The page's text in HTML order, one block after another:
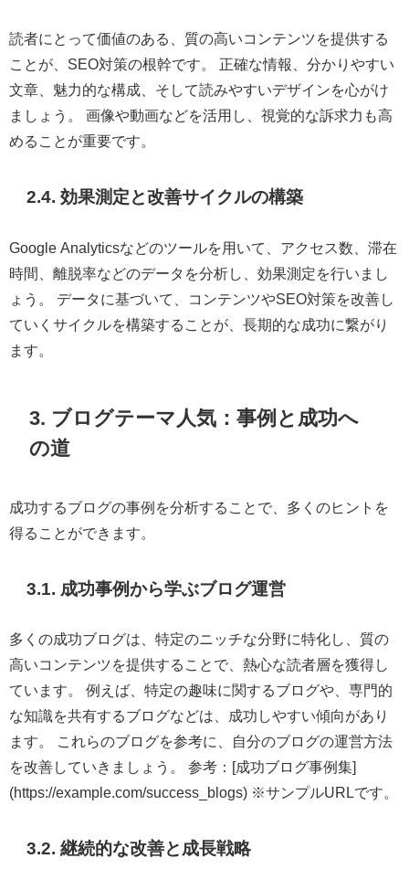
読者にとって価値のある、質の高いコンテンツを提供する
ことが、SEO対策の根幹です。 正確な情報、分かりやすい
文章、魅力的な構成、そして読みやすいデザインを心がけ
ましょう。 画像や動画などを活用し、視覚的な訴求力も高
めることが重要です。
2.4. 効果測定と改善サイクルの構築
Google Analyticsなどのツールを用いて、アクセス数、滞在
時間、離脱率などのデータを分析し、効果測定を行いまし
ょう。 データに基づいて、コンテンツやSEO対策を改善し
ていくサイクルを構築することが、長期的な成功に繋がり
ます。
3. ブログテーマ人気：事例と成功へ
の道
成功するブログの事例を分析することで、多くのヒントを
得ることができます。
3.1. 成功事例から学ぶブログ運営
多くの成功ブログは、特定のニッチな分野に特化し、質の
高いコンテンツを提供することで、熱心な読者層を獲得し
ています。 例えば、特定の趣味に関するブログや、専門的
な知識を共有するブログなどは、成功しやすい傾向があり
ます。 これらのブログを参考に、自分のブログの運営方法
を改善していきましょう。 参考：[成功ブログ事例集]
(https://example.com/success_blogs) ※サンプルURLです。
3.2. 継続的な改善と成長戦略